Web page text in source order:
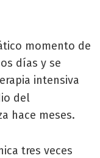
momento de
días y se
intensiva
del
hace meses.
tres veces